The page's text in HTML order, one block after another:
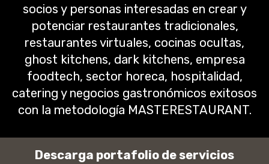
socios y personas interesadas en crear y
potenciar restaurantes tradicionales,
restaurantes virtuales, cocinas ocultas,
ghost kitchens, dark kitchens, empresa
foodtech, sector horeca, hospitalidad,
catering y negocios gastronómicos exitosos
con la metodología MASTERESTAURANT.
Descarga portafolio de servicios